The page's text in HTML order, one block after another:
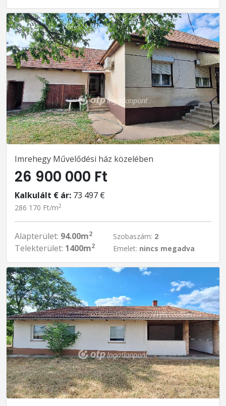
Imrehegy Művelődési ház közelében
26 900 000 Ft
Kalkulált € ár: 73 497 €
286 170 Ft/m2
Alapterület: 94.00m2
Telekterület: 1400m2
Szobaszám: 2
Emelet: nincs megadva